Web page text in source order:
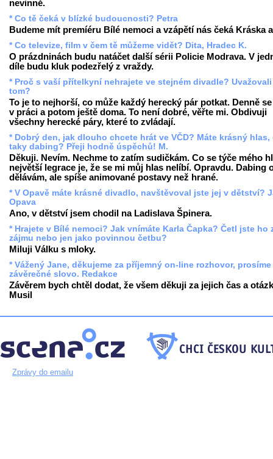
nevinně.
* Co tě čeká v blízké budoucnosti? Petra
Budeme mít premíéru Bílé nemoci a vzápětí nás čeká Kráska
* Co televize, film v čem tě můžeme vidět? Dita, Hradec K.
O prázdninách budu natáčet další sérii Policie Modrava. V
díle budu kluk podezřelý z vraždy.
* Proč s vaší přítelkyní nehrajete ve stejném divadle?
tom?
To je to nejhorší, co může každý herecký pár potkat. Denně
v práci a potom ještě doma. To není dobré, věřte mi. Obdivuji
všechny herecké páry, které to zvládají.
* Dobrý den, jak dlouho chcete hrát ve VČD? Máte krásný hlas,
taky dabing? Přeji hodně úspěchů! M.
Děkuji. Nevím. Nechme to zatím sudičkám. Co se týče mého
největší legrace je, že se mi můj hlas nelíbí. Opravdu. Dabing
dělávám, ale spíše animované postavy než hrané.
* V Opavě máte krásné divadlo, navštěvoval jste jej v dětství?
Opava
Ano, v dětství jsem chodil na Ladislava Špinera.
* Hrajete v Bílé nemoci? Jak vnímáte Karla Čapka? Četl jste ho
zájmu nebo jen jako povinnou četbu?
Miluji Válku s mloky.
* Vážený Jane, děkujeme za příjemný on-line rozhovor, prosíme
závěrečné slovo. Redakce
Závěrem bych chtěl dodat, že všem děkuji za jejich čas a
Musil
Zprávy do emailu